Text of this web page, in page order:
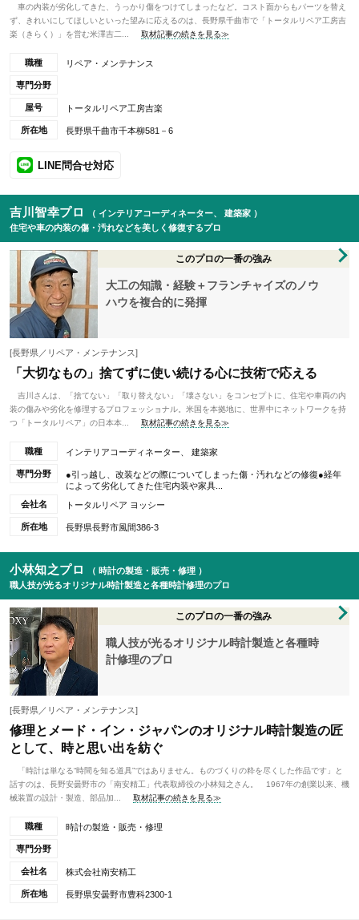
車の内装が劣化してきた、うっかり傷をつけてしまったなど。コスト面からもパーツを替え
ず、きれいにしてほしいといった望みに応えるのは、長野県千曲市で「トータルリペア工房吉
楽（きらく）」を営む米澤吉二...
取材記事の続きを見る≫
職種 リペア・メンテナンス
専門分野
屋号 トータルリペア工房吉楽
所在地 長野県千曲市千本柳581－6
LINE問合せ対応
吉川智幸プロ
（ インテリアコーディネーター、 建築家 ）
住宅や車の内装の傷・汚れなどを美しく修復するプロ
このプロの一番の強み
大工の知識・経験＋フランチャイズのノウ
ハウを複合的に発揮
[長野県／リペア・メンテナンス]
「大切なもの」捨てずに使い続ける心に技術で応える
吉川さんは、「捨てない」「取り替えない」「壊さない」をコンセプトに、住宅や車両の内
装の傷みや劣化を修理するプロフェッショナル。米国を本拠地に、世界中にネットワークを持
つ「トータルリペア」の日本本...
取材記事の続きを見る≫
職種 インテリアコーディネーター、 建築家
専門分野
●引っ越し、改装などの際についてしまった傷・汚れなどの修復●経年
によって劣化してきた住宅内装や家具...
会社名
トータルリペア ヨッシー
所在地 長野県長野市風間386-3
小林知之プロ
（ 時計の製造・販売・修理 ）
職人技が光るオリジナル時計製造と各種時計修理のプロ
このプロの一番の強み
職人技が光るオリジナル時計製造と各種時
計修理のプロ
[長野県／リペア・メンテナンス]
修理とメード・イン・ジャパンのオリジナル時計製造の匠
として、時と思い出を紡ぐ
「時計は単なる“時間を知る道具”ではありません。ものづくりの粋を尽くした作品です」と
話すのは、長野安曇野市の「南安精工」代表取締役の小林知之さん。 1967年の創業以来、機
械装置の設計・製造、部品加...
取材記事の続きを見る≫
職種 時計の製造・販売・修理
専門分野
会社名 株式会社南安精工
所在地 長野県安曇野市豊科2300-1